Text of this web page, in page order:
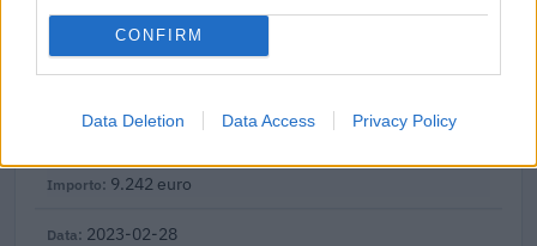
CONFIRM
Data Deletion Data Access Privacy Policy
2023-04-19
esenzioni fiscali e crediti d'imposta adottati a
seguito della crisi economica causata dall'epidemia di
COVID-19 [con mo
9.242 euro
2023-02-28